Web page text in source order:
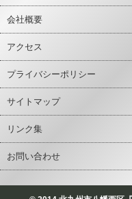
会社概要
アクセス
プライバシーポリシー
サイトマップ
リンク集
お問い合わせ